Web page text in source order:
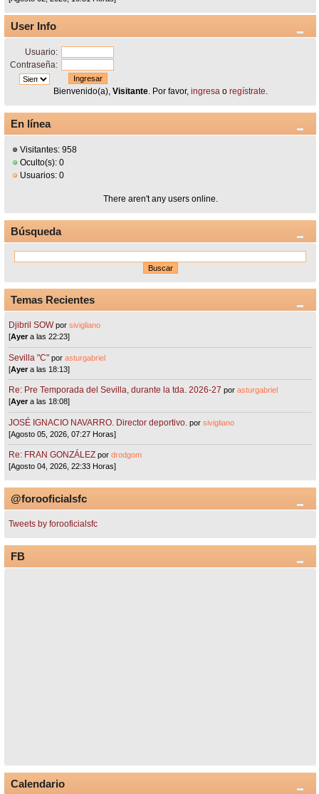
User Info
Usuario:
Contraseña:
Bienvenido(a), Visitante. Por favor, ingresao regístrate.
En línea
Visitantes: 958
Oculto(s): 0
Usuarios: 0
There aren't any users online.
Búsqueda
Temas Recientes
Djibril SOW porsivigliano
[Ayera las 22:23]
Sevilla "C"porasturgabriel
[Ayera las 18:13]
Re: Pre Temporada del Sevilla, durante la tda. 2026-27 porasturgabriel
[Ayera las 18:08]
JOSÉ IGNACIO NAVARRO. Director deportivo. porsivigliano
[Agosto 05, 2026, 07:27 Horas]
Re: FRAN GONZÁLEZ pordrodgom
[Agosto 04, 2026, 22:33 Horas]
@forooficialsfc
Tweets by forooficialsfc
FB
Calendario